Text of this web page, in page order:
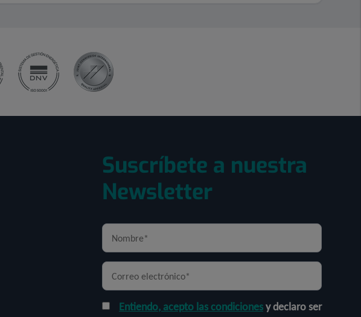
Suscríbete a nuestra
Newsletter
Entiendo, acepto las condicionesy declaro ser